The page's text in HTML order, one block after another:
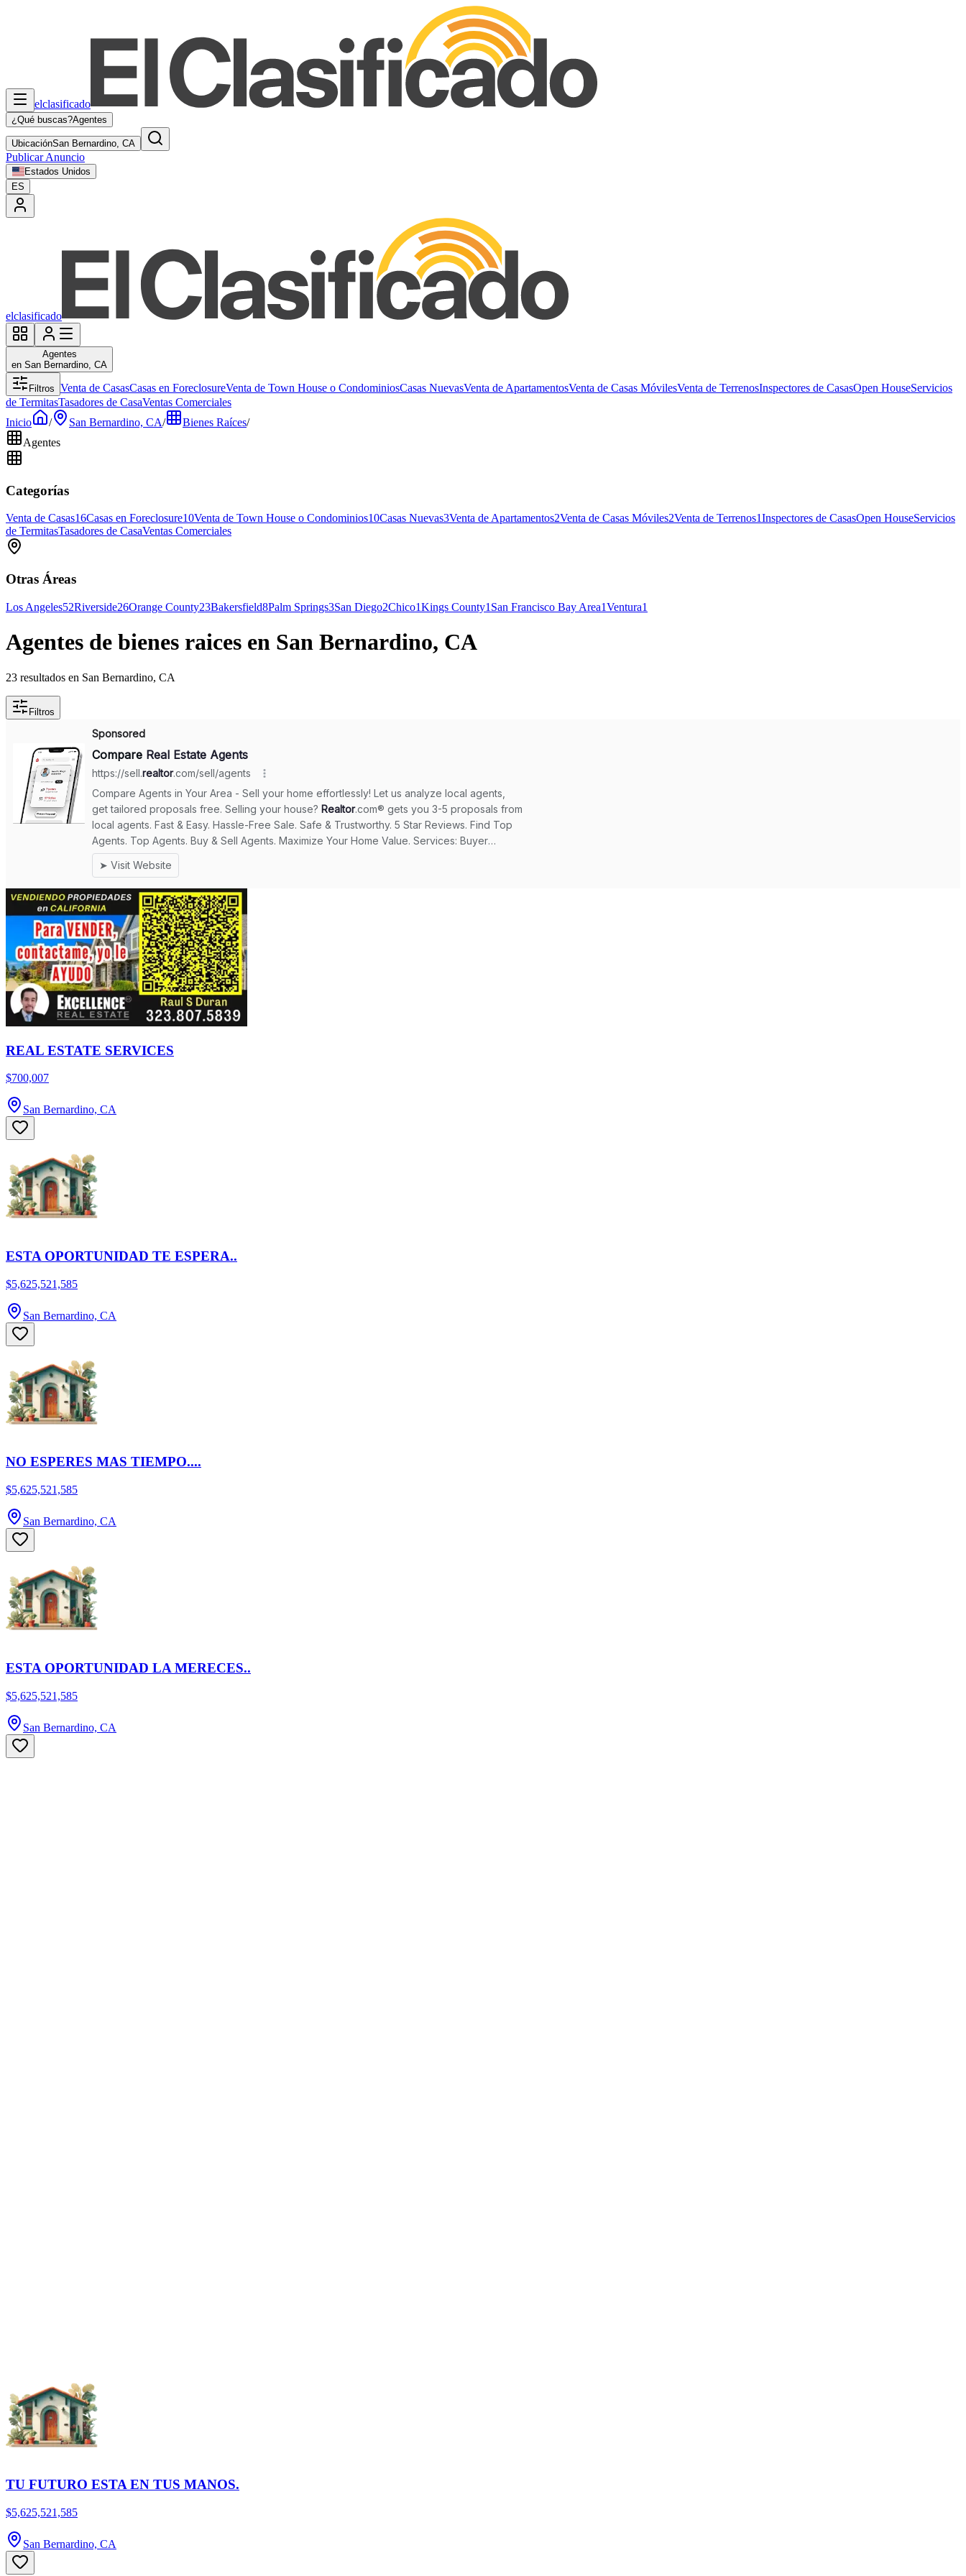
elclasificado
¿Qué buscas?Agentes
UbicaciónSan Bernardino, CA
Publicar Anuncio
Estados Unidos
ES
elclasificado
Agentes
en San Bernardino, CA
Filtros Venta de CasasCasas en ForeclosureVenta de Town House o CondominiosCasas NuevasVenta de ApartamentosVenta de Casas MóvilesVenta de TerrenosInspectores de CasasOpen HouseServicios
de TermitasTasadores de CasaVentas Comerciales
Inicio
/ San Bernardino, CA/ Bienes Raíces/
Agentes
Categorías
Venta de Casas16Casas en Foreclosure10Venta de Town House o Condominios10Casas Nuevas3Venta de Apartamentos2Venta de Casas Móviles2Venta de Terrenos1Inspectores de CasasOpen HouseServicios
de TermitasTasadores de CasaVentas Comerciales
Otras Áreas
Los Angeles52Riverside26Orange County23Bakersfield8Palm Springs3San Diego2Chico1Kings County1 San Francisco Bay Area1Ventura1
Agentes de bienes raices en San Bernardino, CA
23 resultados en San Bernardino, CA
Filtros
REAL ESTATE SERVICES
$700,007
San Bernardino, CA
ESTA OPORTUNIDAD TE ESPERA..
$5,625,521,585
San Bernardino, CA
NO ESPERES MAS TIEMPO....
$5,625,521,585
San Bernardino, CA
ESTA OPORTUNIDAD LA MERECES..
$5,625,521,585
San Bernardino, CA
TU FUTURO ESTA EN TUS MANOS.
$5,625,521,585
San Bernardino, CA